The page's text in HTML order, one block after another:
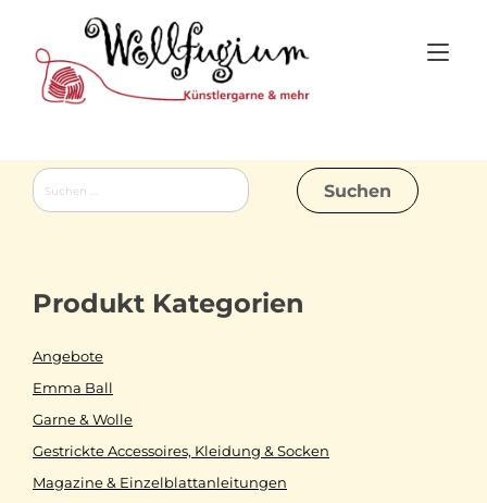
content
Suchen
nach:
Produkt Kategorien
Angebote
Emma Ball
Garne & Wolle
Gestrickte Accessoires, Kleidung & Socken
Magazine & Einzelblattanleitungen